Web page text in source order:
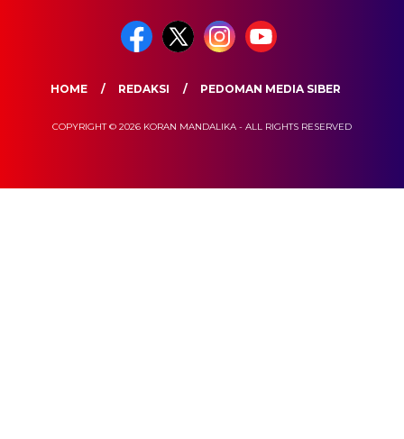
HOME REDAKSI PEDOMAN MEDIA SIBER
COPYRIGHT © 2026 KORAN MANDALIKA - ALL RIGHTS RESERVED